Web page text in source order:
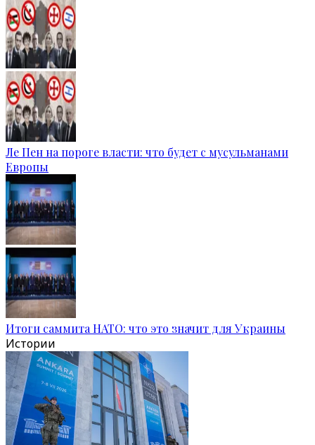
Ле Пен на пороге власти: что будет с мусульманами
Европы
Итоги саммита НАТО: что это значит для Украины
Истории